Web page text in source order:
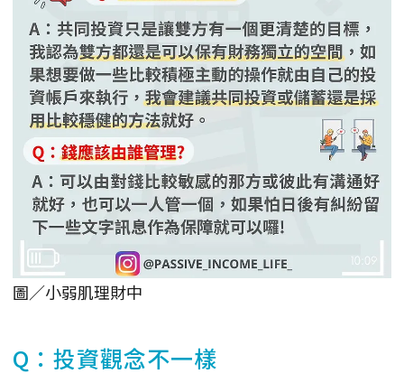
圖／小弱肌理財中
Q：投資觀念不一樣